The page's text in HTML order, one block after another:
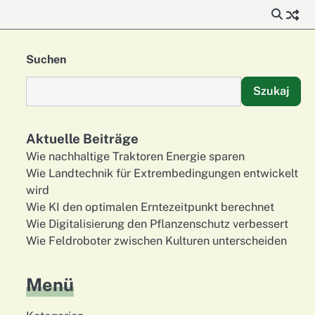
Suchen
Szukaj
Aktuelle Beiträge
Wie nachhaltige Traktoren Energie sparen
Wie Landtechnik für Extrembedingungen entwickelt
wird
Wie KI den optimalen Erntezeitpunkt berechnet
Wie Digitalisierung den Pflanzenschutz verbessert
Wie Feldroboter zwischen Kulturen unterscheiden
Menü